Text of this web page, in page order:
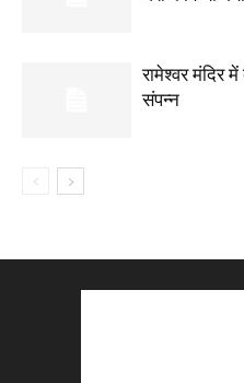
रामेश्वर मंदिर
संपन्न